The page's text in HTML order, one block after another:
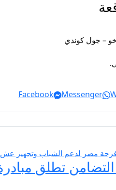
– جول كوندي
Facebook
Messenger
2026… وزارة